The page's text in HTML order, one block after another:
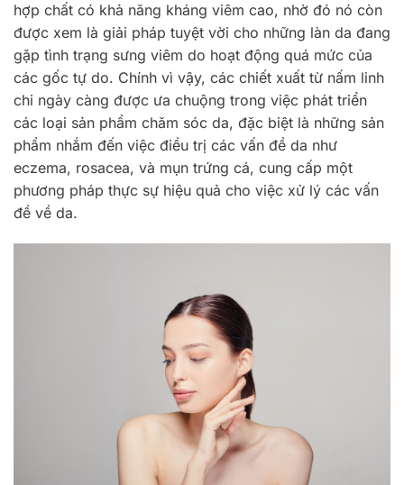
hợp chất có khả năng kháng viêm cao, nhờ đó nó còn
được xem là giải pháp tuyệt vời cho những làn da đang
gặp tình trạng sưng viêm do hoạt động quá mức của
các gốc tự do. Chính vì vậy, các chiết xuất từ nấm linh
chi ngày càng được ưa chuộng trong việc phát triển
các loại sản phẩm chăm sóc da, đặc biệt là những sản
phẩm nhắm đến việc điều trị các vấn đề da như
eczema, rosacea, và mụn trứng cá, cung cấp một
phương pháp thực sự hiệu quả cho việc xử lý các vấn
đề về da.